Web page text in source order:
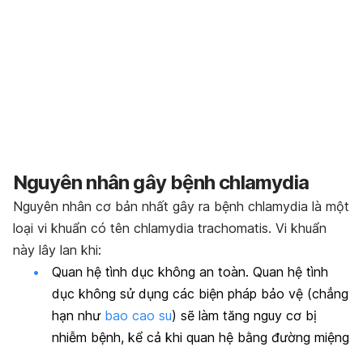
Nguyên nhân gây bệnh chlamydia
Nguyên nhân cơ bản nhất gây ra bệnh chlamydia là một
loại vi khuẩn có tên chlamydia trachomatis. Vi khuẩn
này lây lan khi:
Quan hệ tình dục không an toàn. Quan hệ tình
dục không sử dụng các biện pháp bảo vệ (chẳng
hạn như bao cao su) sẽ làm tăng nguy cơ bị
nhiễm bệnh, kể cả khi quan hệ bằng đường miệng